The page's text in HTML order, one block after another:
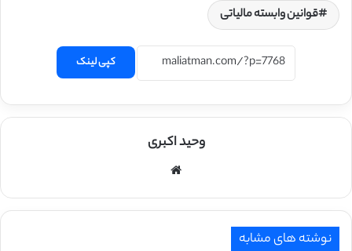
قوانین وابسته مالیاتی
کپی لینک
وحید اکبری
نوشته های مشابه